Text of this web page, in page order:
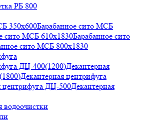
РБ 800
350x600Барабанное сито МСБ
сито МСБ 610x1830Барабанное сито
сито МСБ 800x1830
ДЦ-400(1200)Декантерная
Декантерная центрифуга
центрифуга ДЦ-500Декантерная